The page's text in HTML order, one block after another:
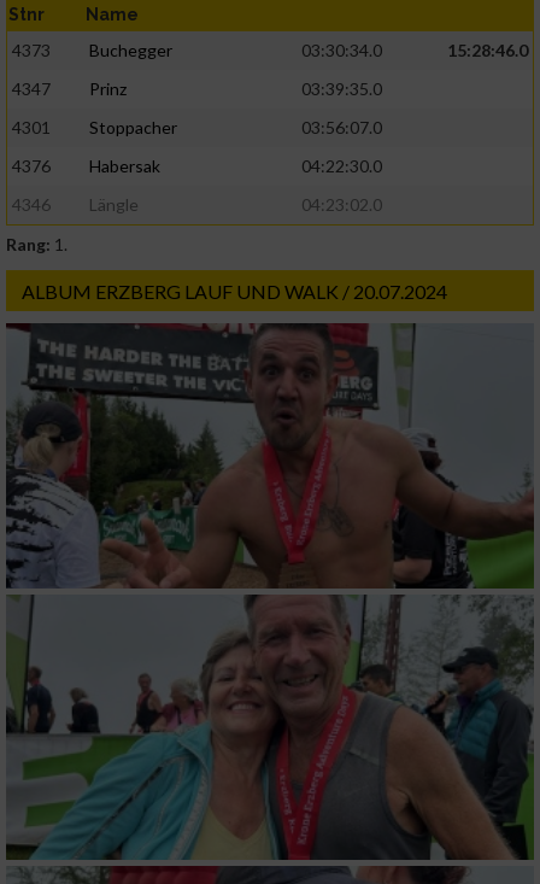
Stnr Name
4373 Buchegger 03:30:34.0
15:28:46.0
4347
Prinz
03:39:35.0
4301
Stoppacher
03:56:07.0
4376
Habersak
04:22:30.0
4346
Längle
04:23:02.0
Rang: 1.
ALBUM ERZBERG LAUF UND WALK / 20.07.2024